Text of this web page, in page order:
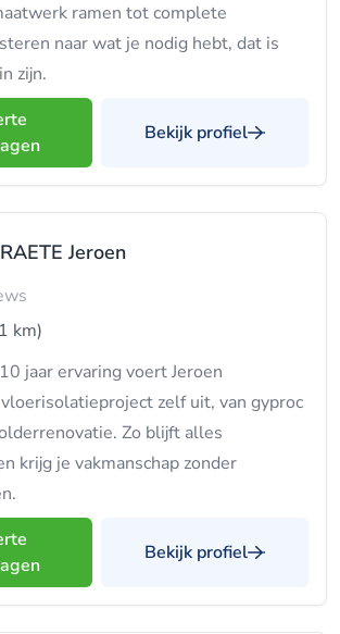
ramen tot complete
naar wat je nodig hebt, dat is
zijn.
Bekijk profiel
Jeroen
km)
jaar ervaring voert Jeroen
zelf uit, van gyproc
Zo blijft alles
krijg je vakmanschap zonder
Bekijk profiel